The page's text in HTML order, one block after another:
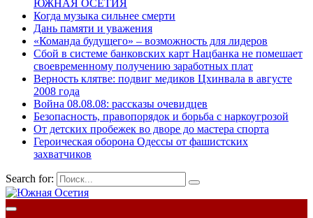
ЮЖНАЯ ОСЕТИЯ
Когда музыка сильнее смерти
Дань памяти и уважения
«Команда будущего» – возможность для лидеров
Сбой в системе банковских карт Нацбанка не помешает
своевременному получению заработных плат
Верность клятве: подвиг медиков Цхинвала в августе
2008 года
Война 08.08.08: рассказы очевидцев
Безопасность, правопорядок и борьба с наркоугрозой
От детских пробежек во дворе до мастера спорта
Героическая оборона Одессы от фашистских
захватчиков
Search for: